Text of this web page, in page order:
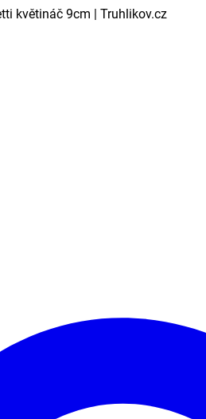
květináč 9cm | Truhlikov.cz